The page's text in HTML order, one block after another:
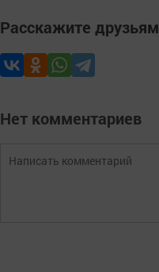
Расскажите друзьям
Нет комментариев